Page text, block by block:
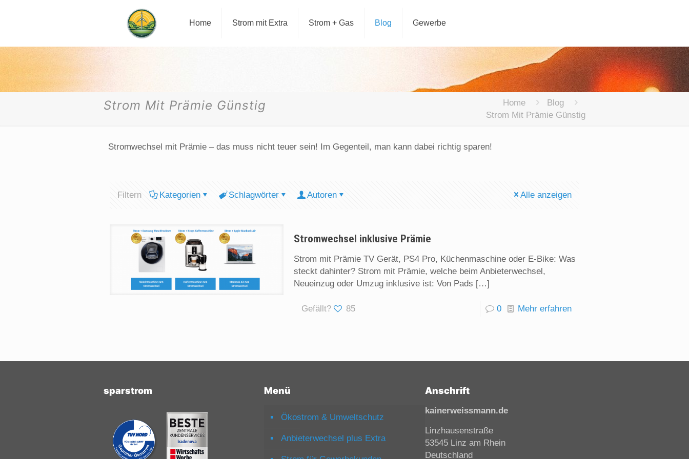
Home Strom mit Extra Strom + Gas Blog Gewerbe
Strom Mit Prämie Günstig Home
Blog
Strom Mit Prämie Günstig
Stromwechsel mit Prämie – das muss nicht teuer sein! Im Gegenteil, man kann dabei richtig sparen!
Filtern Kategorien Schlagwörter Autoren Alle anzeigen
Stromwechsel inklusive Prämie
Strom mit Prämie TV Gerät, PS4 Pro, Küchenmaschine oder E-Bike: Was
steckt dahinter? Strom mit Prämie, welche beim Anbieterwechsel,
Neueinzug oder Umzug inklusive ist: Von Pads […]
Gefällt? 85 0 Mehr erfahren
sparstrom Menü
Ökostrom & Umweltschutz
Anbieterwechsel plus Extra
Anschrift
kainerweissmann.de
Linzhausenstraße
53545 Linz am Rhein
Deutschland